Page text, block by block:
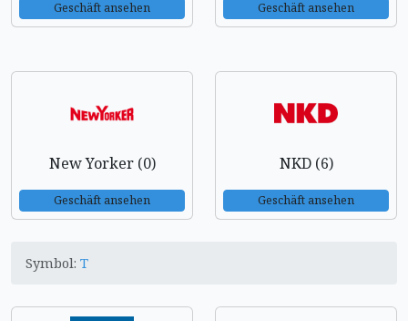
Geschäft ansehen Geschäft ansehen
New Yorker (0)
Geschäft ansehen
NKD (6)
Geschäft ansehen
Symbol: T